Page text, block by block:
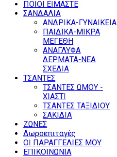
ΠΟΙΟΙ ΕΙΜΑΣΤΕ
ΣΑΝΔΑΛΙΑ
ΑΝΔΡΙΚΑ-ΓΥΝΑΙΚΕΙΑ
ΠΑΙΔΙΚΑ-ΜΙΚΡΑ
ΜΕΓΕΘΗ
ΑΝΑΓΛΥΦΑ
ΔΕΡΜΑΤΑ-ΝΕΑ
ΣΧΕΔΙΑ
ΤΣΑΝΤΕΣ
ΤΣΑΝΤΕΣ ΩΜΟΥ -
ΧΙΑΣΤΙ
ΤΣΑΝΤΕΣ ΤΑΞΙΔΙΟΥ
ΣΑΚΙΔΙΑ
ΖΩΝΕΣ
Δωροεπιταγές
ΟΙ ΠΑΡΑΓΓΕΛΙΕΣ ΜΟΥ
ΕΠΙΚΟΙΝΩΝΙΑ